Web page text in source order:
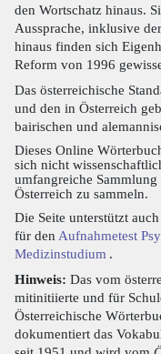
den Wortschatz hinaus.
Aussprache, inklusive
hinaus finden sich
Reform von 1996
Das österreichische
und den in Österreich
bairischen und
Dieses Online
sich nicht
umfangreiche
Österreich zu sammeln.
Die Seite unterstützt
für den Aufnahmetest
Medizinstudium .
Hinweis: Das vom
mitinitiierte und für
Österreichische
dokumentiert das